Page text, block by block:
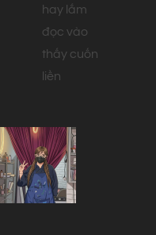
hay lắm
đọc vào
thấy cuốn
liền